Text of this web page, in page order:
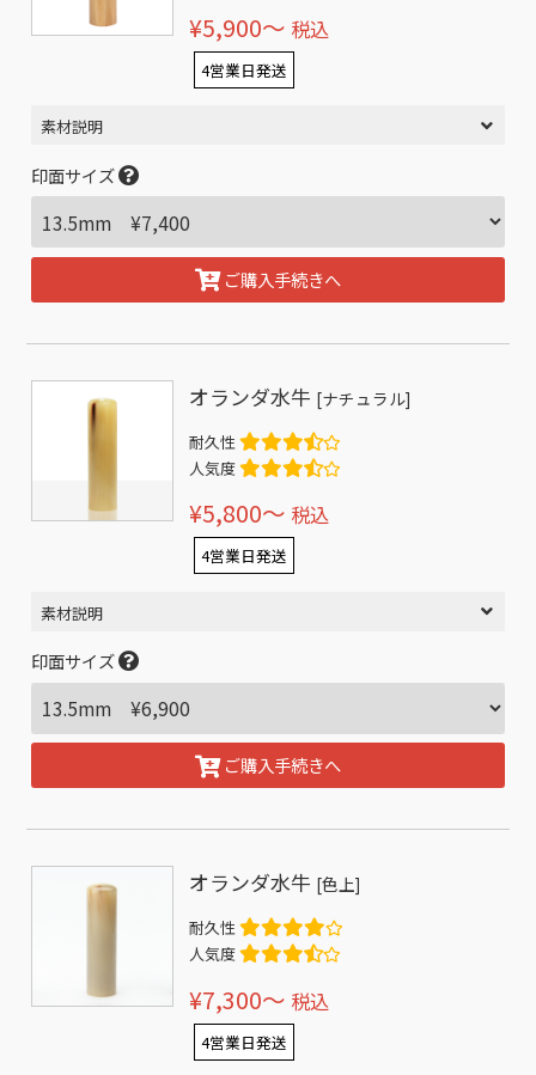
¥5,900〜 税込
4営業日発送
素材説明
印面サイズ
ご購入手続きへ
オランダ水牛 [ナチュラル]
耐久性
人気度
¥5,800〜 税込
4営業日発送
素材説明
印面サイズ
ご購入手続きへ
オランダ水牛 [色上]
耐久性
人気度
¥7,300〜 税込
4営業日発送